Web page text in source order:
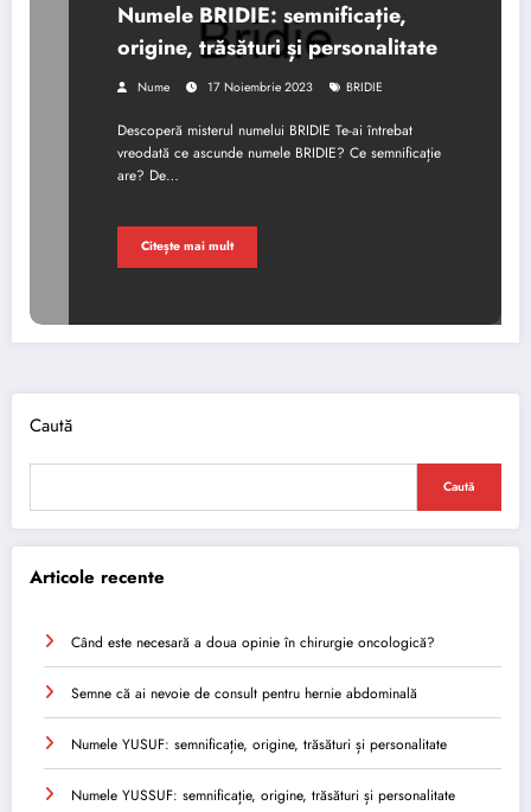
Numele BRIDIE: semnificație,
origine, trăsături și personalitate
Nume 17 Noiembrie 2023 BRIDIE
Descoperă misterul numelui BRIDIE Te-ai întrebat
vreodată ce ascunde numele BRIDIE? Ce semnificație
are? De…
Citește mai mult
Caută
Caută
Articole recente
Când este necesară a doua opinie în chirurgie oncologică?
Semne că ai nevoie de consult pentru hernie abdominală
Numele YUSUF: semnificație, origine, trăsături și personalitate
Numele YUSSUF: semnificație, origine, trăsături și personalitate